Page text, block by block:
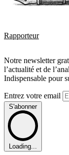
Rapporteur
Notre newsletter
l’actualité et de
Indispensable pour
Entrez votre email
S'abonner
Loading...